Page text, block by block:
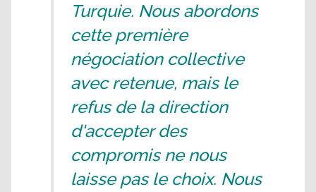
Turquie. Nous abordons
cette première
négociation collective
avec retenue, mais le
refus de la direction
d'accepter des
compromis ne nous
laisse pas le choix. Nous